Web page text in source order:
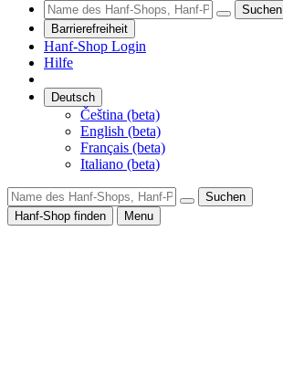
Suchen
Barrierefreiheit
Hanf-Shop Login
Hilfe
Deutsch
Čeština (beta)
English (beta)
Français (beta)
Italiano (beta)
Suchen
Hanf-Shop finden
Menu